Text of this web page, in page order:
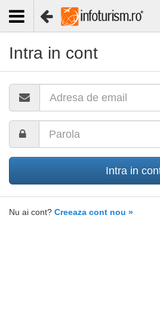
Intra in cont
Intra in
Nu ai cont? Creeaza cont nou »